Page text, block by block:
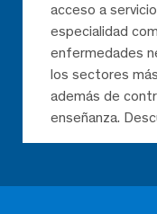
acceso a
especialidad
enfermedades
los sectores
además de
enseñanza.